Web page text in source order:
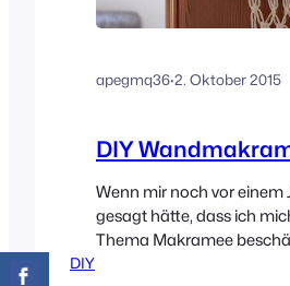
apegmq36·2. Oktober 2015
DIY
Wenn mir noch vor einem
gesagt hätte, dass ich
Thema Makramee
DIY